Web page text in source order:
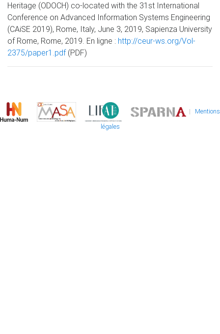
Heritage (ODOCH) co-located with the 31st International
Conference on Advanced Information Systems Engineering
(CAiSE 2019), Rome, Italy, June 3, 2019, Sapienza University
of Rome, Rome, 2019. En ligne : http://ceur-ws.org/Vol-
2375/paper1.pdf(PDF)
| Mentions
légales